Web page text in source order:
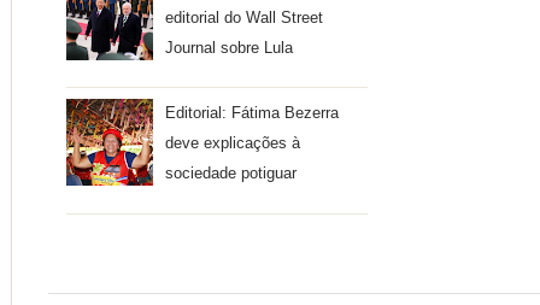
editorial do Wall Street
Journal sobre Lula
Editorial: Fátima Bezerra
deve explicações à
sociedade potiguar